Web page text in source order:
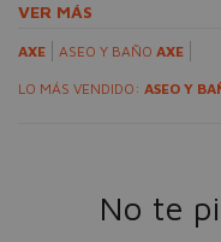
VER MÁS
AXE ASEO Y BAÑO AXE
LO MÁS VENDIDO: ASEO Y
No te